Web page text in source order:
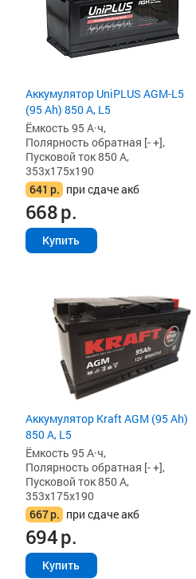
Аккумулятор UniPLUS AGM-L5
(95 Ah) 850 А, L5
Ёмкость 95 А·ч,
Полярность обратная [- +],
Пусковой ток 850 А,
353x175x190
641 р. при сдаче акб
668р.
Купить
Аккумулятор Kraft AGM (95 Ah)
850 А, L5
Ёмкость 95 А·ч,
Полярность обратная [- +],
Пусковой ток 850 А,
353x175x190
667р. при сдаче акб
694р.
Купить